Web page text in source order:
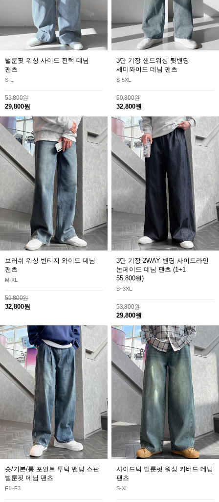
벌룬핏 워싱 사이드 핀턱 데님
팬츠
S-L
53,800원
29,800원
3단 기장 샌드워싱 뒷밴딩
세미와이드 데님 팬츠
S-5XL
59,800원
32,800원
브러쉬 워싱 빈티지 와이드 데님
팬츠
M-XL
59,800원
32,800원
3단 기장 2WAY 밴딩 사이드라인
논페이드 데님 팬츠 (1+1
55,800원)
S~3XL
53,800원
29,800원
숏/기본/롱 포인트 투턱 밴딩 스판
벌룬핏 데님 팬츠
F1~F3
사이드턱 벌룬핏 워싱 커버드 데님
팬츠
S-XL